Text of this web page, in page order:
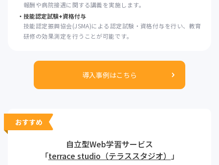
報酬や病院接遇に関する講義を実施します。
技能認定試験+資格付与
技能認定振興協会(JSMA)による認定試験・資格付与を行い、教育
研修の効果測定を行うことが可能です。
導入事例はこちら
おすすめ
自立型Web学習サービス
「terrace studio（テラススタジオ） 」